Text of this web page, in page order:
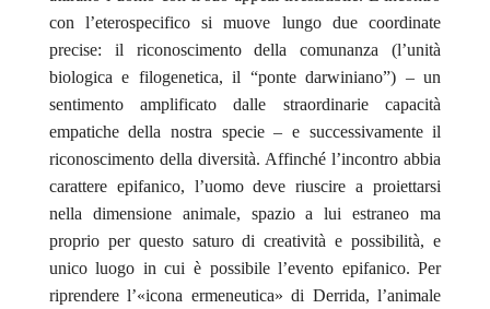
con l’eterospecifico si muove lungo due coordinate
precise: il riconoscimento della comunanza (l’unità
biologica e filogenetica, il “ponte darwiniano”) – un
sentimento amplificato dalle straordinarie capacità
empatiche della nostra specie – e successivamente il
riconoscimento della diversità. Affinché l’incontro abbia
carattere epifanico, l’uomo deve riuscire a proiettarsi
nella dimensione animale, spazio a lui estraneo ma
proprio per questo saturo di creatività e possibilità, e
unico luogo in cui è possibile l’evento epifanico. Per
riprendere l’«icona ermeneutica» di Derrida, l’animale